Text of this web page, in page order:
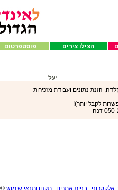
פוסטפרטום הצילו צירים
יעל
הזנת נתונים ועבודת מזכירות
אלקטרוני בניית אתרים תקנון ותנאי שימוש ©